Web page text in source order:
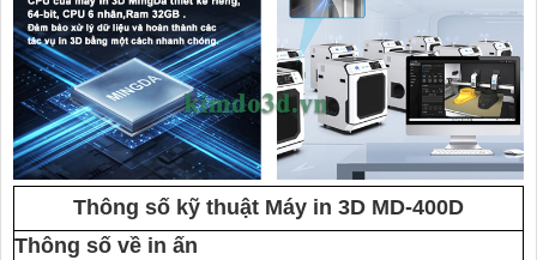
Thông số kỹ thuật Máy in 3D MD-400D
Thông số về in ấn